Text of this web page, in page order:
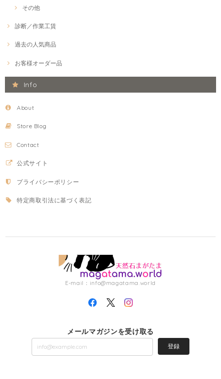
その他
診断／作業工賃
過去の人気商品
お客様オーダー品
Info
About
Store Blog
Contact
公式サイト
プライバシーポリシー
特定商取引法に基づく表記
E-mail： info@magatama.world
メールマガジンを受け取る
登録